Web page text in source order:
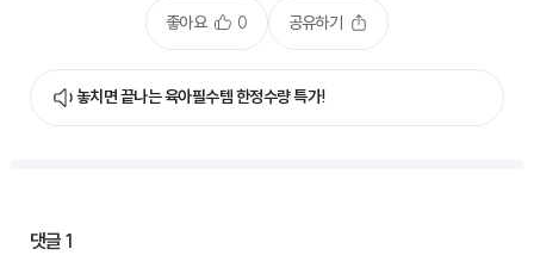
좋아요 0 공유하기
놓치면 끝나는 육아필수템 한정수량 특가!
댓글1